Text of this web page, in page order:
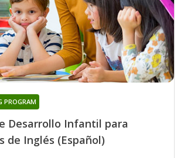
Desarrollo Infantil para
de Inglés (Español)
PROGRAM